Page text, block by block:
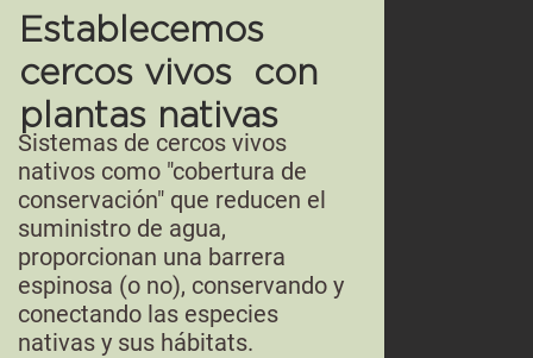
Establecemos
cercos vivos con
plantas nativas
Sistemas de cercos vivos
nativos como "cobertura de
conservación" que reducen el
suministro de agua,
proporcionan una barrera
espinosa (o no), conservando y
conectando las especies
nativas y sus hábitats.